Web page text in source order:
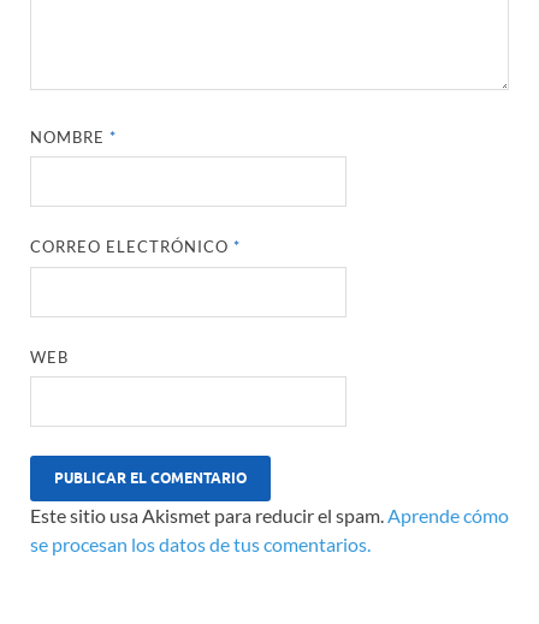
NOMBRE*
CORREO ELECTRÓNICO*
WEB
Este sitio usa Akismet para reducir el spam.Aprende cómo
se procesan los datos de tus comentarios.